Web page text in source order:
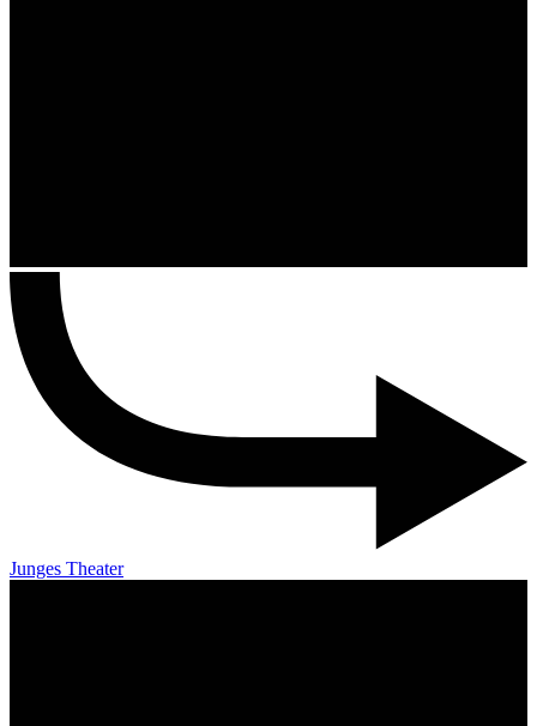
Junges Theater